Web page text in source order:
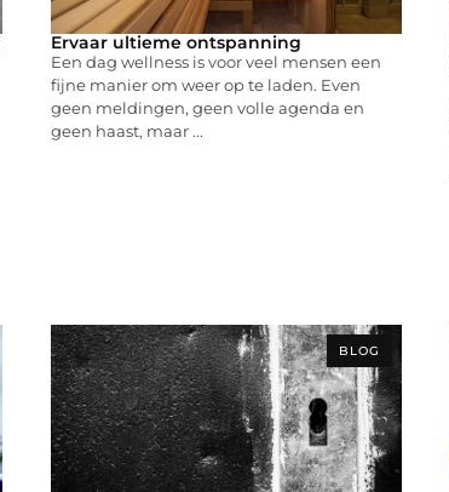
Ervaar ultieme ontspanning
Een dag wellness is voor veel mensen een
fijne manier om weer op te laden. Even
geen meldingen, geen volle agenda en
geen haast, maar ...
BLOG